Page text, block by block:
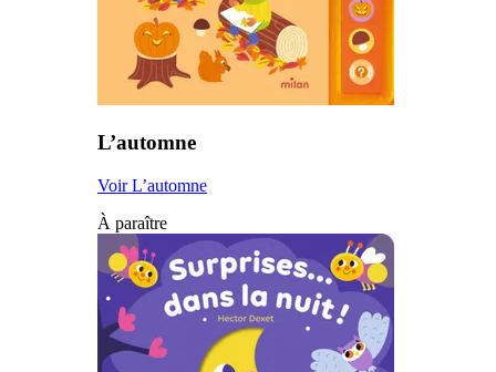
L’automne
Voir L’automne
À paraître